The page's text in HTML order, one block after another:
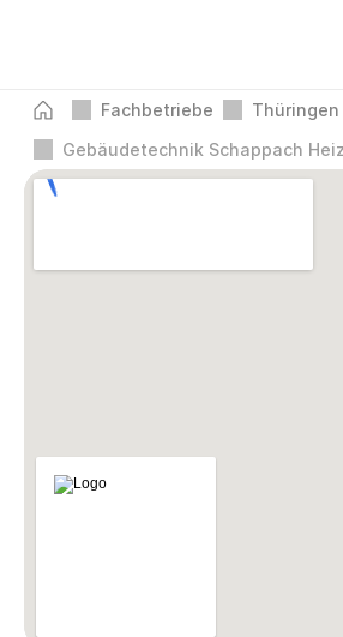
Fachbetriebe
Thüringen
Gebäudetechnik Schappach